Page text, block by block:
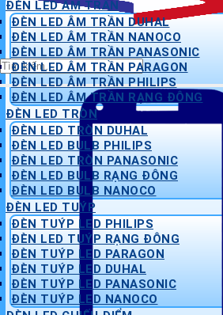
Tìm
kiếm:
ĐÈN LED ÂM TRẦN
ĐÈN LED ÂM TRẦN DUHAL
ĐÈN LED ÂM TRẦN NANOCO
ĐÈN LED ÂM TRẦN PANASONIC
ĐÈN LED ÂM TRẦN PARAGON
ĐÈN LED ÂM TRẦN PHILIPS
ĐÈN LED ÂM TRẦN RẠNG ĐÔNG
ĐÈN LED TRÒN
ĐÈN LED TRÒN DUHAL
ĐÈN LED BULB PHILIPS
ĐÈN LED TRÒN PANASONIC
ĐÈN LED BULB RẠNG ĐÔNG
ĐÈN LED BULB NANOCO
ĐÈN LED TUÝP
ĐÈN TUÝP LED PHILIPS
ĐÈN LED TUÝP RẠNG ĐÔNG
ĐÈN TUÝP LED PARAGON
ĐÈN TUÝP LED DUHAL
ĐÈN TUÝP LED PANASONIC
ĐÈN TUÝP LED NANOCO